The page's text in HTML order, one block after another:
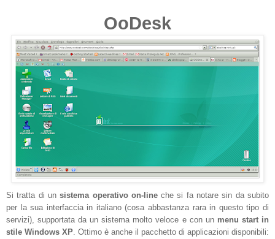
OoDesk
Si tratta di unsistema operativo on-lineche si fa notare sin da subito
per la sua interfaccia in italiano (cosa abbastanza rara in questo tipo di
servizi), supportata da un sistema molto veloce e con un menu start in
stile Windows XP. Ottimo è anche il pacchetto di applicazioni disponibili: